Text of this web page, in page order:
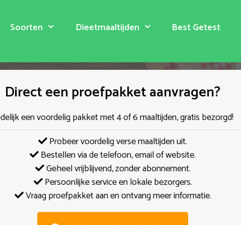
Soorten Dieetmaaltijden Best Getest
Direct een proefpakket aanvragen?
een voordelig pakket met 4 of 6 maaltijden, gratis bezorgd!
Probeer voordelig verse maaltijden uit.
Bestellen via de telefoon, email of website.
Geheel vrijblijvend, zonder abonnement.
Persoonlijke service en lokale bezorgers.
Vraag proefpakket aan en ontvang meer informatie.